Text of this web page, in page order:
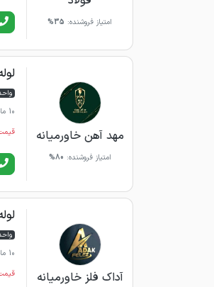
امتیاز فروشنده: 35%
مهد آهن خاورمیانه
امتیاز فروشنده: 80%
10 ماه پیش
آداک فلز خاورمیانه
10 ماه پیش